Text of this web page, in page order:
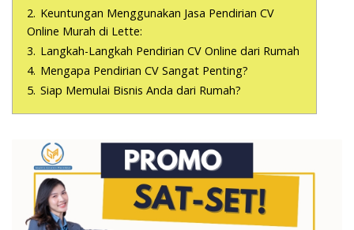
2. Keuntungan Menggunakan Jasa Pendirian CV
Online Murah di Lette:
3. Langkah-Langkah Pendirian CV Online dari Rumah
4. Mengapa Pendirian CV Sangat Penting?
5. Siap Memulai Bisnis Anda dari Rumah?